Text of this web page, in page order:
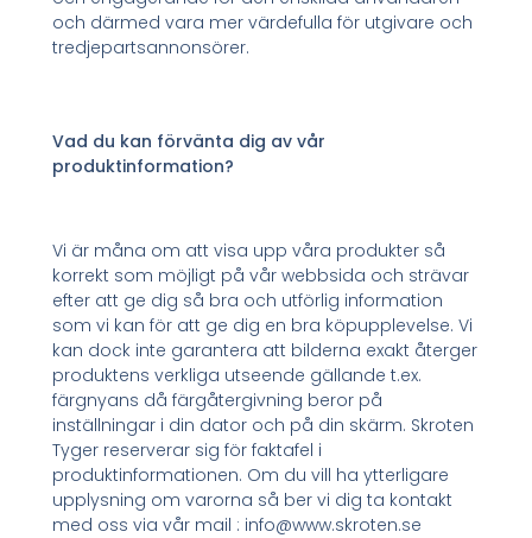
och därmed vara mer värdefulla för utgivare och
tredjepartsannonsörer.
Vad du kan förvänta dig av vår
produktinformation?
Vi är måna om att visa upp våra produkter så
korrekt som möjligt på vår webbsida och strävar
efter att ge dig så bra och utförlig information
som vi kan för att ge dig en bra köpupplevelse. Vi
kan dock inte garantera att bilderna exakt återger
produktens verkliga utseende gällande t.ex.
färgnyans då färgåtergivning beror på
inställningar i din dator och på din skärm. Skroten
Tyger reserverar sig för faktafel i
produktinformationen. Om du vill ha ytterligare
upplysning om varorna så ber vi dig ta kontakt
med oss via vår mail : info@www.skroten.se